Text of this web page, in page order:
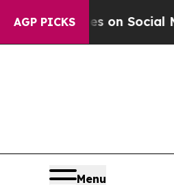
AGP PICKSon Social Media
Menu